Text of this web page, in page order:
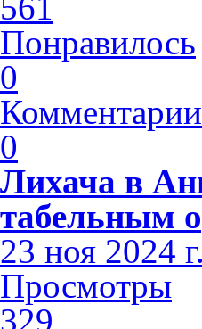
Понравилось
0
Комментарии
0
Лихача в
табельным
23 ноя 2024 г.
Просмотры
329